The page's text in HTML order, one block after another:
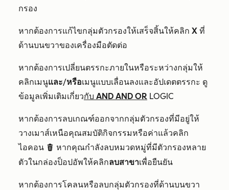
กรอง
หากต้องการแก้ไขกลุ่มตัวกรองให้เสร็จสิ้นให้คลิก X ที่
ด้านบนขวาของเครื่องมือตัดต่อ
หากต้องการเปลี่ยนตรรกะภายในหรือระหว่างกลุ่มให้
คลิกเมนูและ/หรือเมนูแบบเลื่อนลงและอัปเดตตรรกะ ดู
ข้อมูลเพิ่มเติมเกี่ยวกับ AND AND OR LOGIC
หากต้องการลบเกณฑ์ออกจากกลุ่มตัวกรองที่มีอยู่ให้
วางเมาส์เหนือคุณสมบัติกิจกรรมหรือค่าแล้วคลิก
ไอคอน delete หากคุณกำลังลบหมวดหมู่ที่มีตัวกรองหลาย
ตัวในกล่องป็อปอัพให้คลิกลบสาขาเพื่อยืนยัน
หากต้องการโคลนหรือลบกลุ่มตัวกรองที่ด้านบนขวา